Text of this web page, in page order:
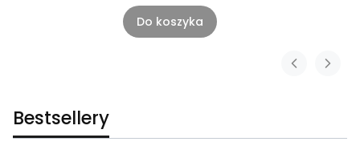
Do koszyka
Bestsellery